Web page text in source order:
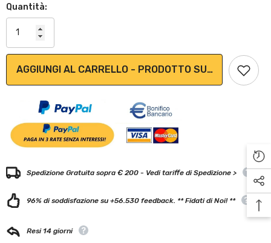
Quantità:
AGGIUNGI AL CARRELLO - PRODOTTO SU
Spedizione Gratuita sopra € 200 - Vedi tariffe di Spedizione >
96% di soddisfazione su +56.530 feedback. ** Fidati di Noi! **
Resi 14 giorni